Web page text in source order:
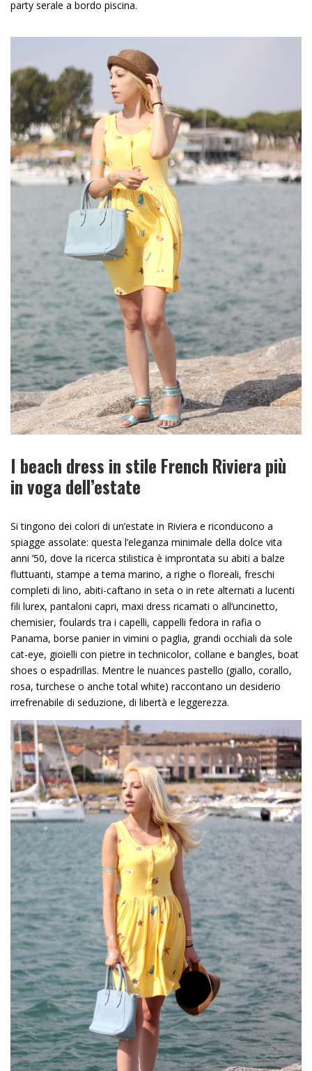
party serale a bordo piscina.
I beach dress in stile French Riviera più
in voga dell’estate
Si tingono dei colori di un’estate in Riviera e riconducono a
spiagge assolate: questa l’eleganza minimale della dolce vita
anni ’50, dove la ricerca stilistica è improntata su abiti a balze
fluttuanti, stampe a tema marino, a righe o floreali, freschi
completi di lino, abiti-caftano in seta o in rete alternati a lucenti
fili lurex, pantaloni capri, maxi dress ricamati o all’uncinetto,
chemisier, foulards tra i capelli, cappelli fedora in rafia o
Panama, borse panier in vimini o paglia, grandi occhiali da sole
cat-eye, gioielli con pietre in technicolor, collane e bangles, boat
shoes o espadrillas. Mentre le nuances pastello (giallo, corallo,
rosa, turchese o anche total white) raccontano un desiderio
irrefrenabile di seduzione, di libertà e leggerezza.